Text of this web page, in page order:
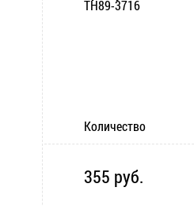
ТН89-3716
Количество
355 руб.